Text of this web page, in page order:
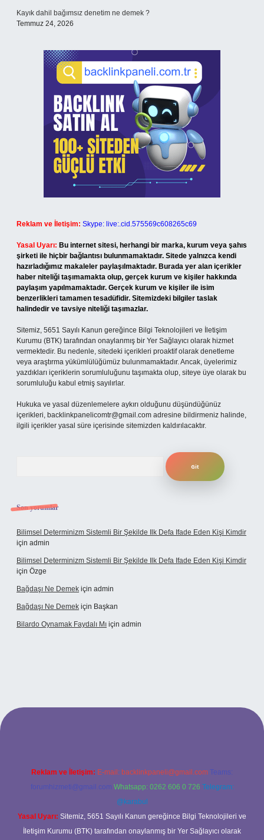
Kayık dahil bağımsız denetim ne demek ?
Temmuz 24, 2026
Reklam ve İletişim: Skype: live:.cid.575569c608265c69
Yasal Uyarı: Bu internet sitesi, herhangi bir marka, kurum veya şahıs
şirketi ile hiçbir bağlantısı bulunmamaktadır. Sitede yalnızca kendi
hazırladığımız makaleler paylaşılmaktadır. Burada yer alan içerikler
haber niteliği taşımamakta olup, gerçek kurum ve kişiler hakkında
paylaşım yapılmamaktadır. Gerçek kurum ve kişiler ile isim
benzerlikleri tamamen tesadüfidir. Sitemizdeki bilgiler taslak
halindedir ve tavsiye niteliği taşımazlar.
Sitemiz, 5651 Sayılı Kanun gereğince Bilgi Teknolojileri ve İletişim
Kurumu (BTK) tarafından onaylanmış bir Yer Sağlayıcı olarak hizmet
vermektedir. Bu nedenle, sitedeki içerikleri proaktif olarak denetleme
veya araştırma yükümlülüğümüz bulunmamaktadır. Ancak, üyelerimiz
yazdıkları içeriklerin sorumluluğunu taşımakta olup, siteye üye olarak bu
sorumluluğu kabul etmiş sayılırlar.
Hukuka ve yasal düzenlemelere aykırı olduğunu düşündüğünüz
içerikleri, backlinkpanelicomtr@gmail.com adresine bildirmeniz halinde,
ilgili içerikler yasal süre içerisinde sitemizden kaldırılacaktır.
Son yorumlar
Bilimsel Determinizm Sistemli Bir Şekilde Ilk Defa Ifade Eden Kişi Kimdir
için admin
Bilimsel Determinizm Sistemli Bir Şekilde Ilk Defa Ifade Eden Kişi Kimdir
için Özge
Bağdaşı Ne Demek için admin
Bağdaşı Ne Demek için Başkan
Bilardo Oynamak Faydalı Mı için admin
bahis sitesi
Reklam ve İletişim: E-mail: backlinkpaneli@gmail.com Teams:
forumhizmeti@gmail.com Whatsapp: 0262 606 0 726 Telegram:
@karabul
Yasal Uyarı: Sitemiz, 5651 Sayılı Kanun gereğince Bilgi Teknolojileri ve
İletişim Kurumu (BTK) tarafından onaylanmış bir Yer Sağlayıcı olarak